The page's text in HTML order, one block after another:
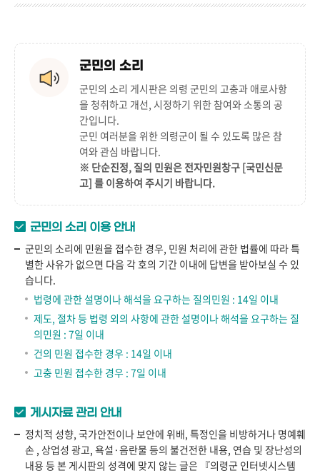
군민의 소리
군민의 소리 게시판은 의령 군민의 고충과 애로사항
을 청취하고 개선, 시정하기 위한 참여와 소통의 공
간입니다.
군민 여러분을 위한 의령군이 될 수 있도록 많은 참
여와 관심 바랍니다.
※ 단순진정, 질의 민원은 전자민원창구 [국민신문
고] 를 이용하여 주시기 바랍니다.
군민의 소리 이용 안내
군민의 소리에 민원을 접수한 경우, 민원 처리에 관한 법률에 따라 특
별한 사유가 없으면 다음 각 호의 기간 이내에 답변을 받아보실 수 있
습니다.
법령에 관한 설명이나 해석을 요구하는 질의민원 : 14일 이내
제도, 절차 등 법령 외의 사항에 관한 설명이나 해석을 요구하는 질
의민원 : 7일 이내
건의 민원 접수한 경우 : 14일 이내
고충 민원 접수한 경우 : 7일 이내
게시자료 관리 안내
정치적 성향, 국가안전이나 보안에 위배, 특정인을 비방하거나 명예훼
손 , 상업성 광고, 욕설·음란물 등의 불건전한 내용, 연습 및 장난성의
내용 등 본 게시판의 성격에 맞지 않는 글은 『의령군 인터넷시스템